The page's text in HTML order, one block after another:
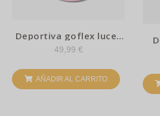
Deportiva goflex luces
– Conguitos
49,99 €
AÑADIR AL CARRITO